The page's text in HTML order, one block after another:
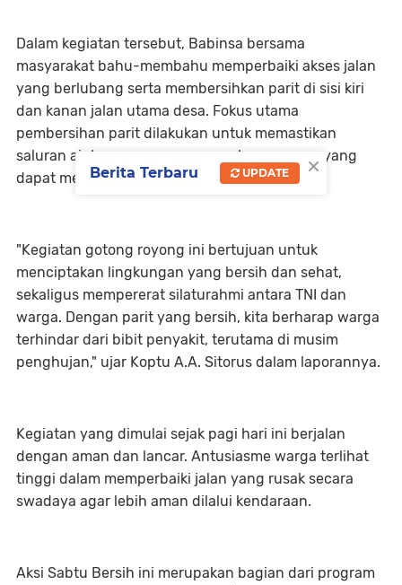
Dalam kegiatan tersebut, Babinsa bersama
masyarakat bahu-membahu memperbaiki akses jalan
yang berlubang serta membersihkan parit di sisi kiri
dan kanan jalan utama desa. Fokus utama
pembersihan parit dilakukan untuk memastikan
saluran air lancar guna mencegah genangan yang
dapat menjadi sarang penyakit.
"Kegiatan gotong royong ini bertujuan untuk
menciptakan lingkungan yang bersih dan sehat,
sekaligus mempererat silaturahmi antara TNI dan
warga. Dengan parit yang bersih, kita berharap warga
terhindar dari bibit penyakit, terutama di musim
penghujan," ujar Koptu A.A. Sitorus dalam laporannya.
Kegiatan yang dimulai sejak pagi hari ini berjalan
dengan aman dan lancar. Antusiasme warga terlihat
tinggi dalam memperbaiki jalan yang rusak secara
swadaya agar lebih aman dilalui kendaraan.
Aksi Sabtu Bersih ini merupakan bagian dari program
×
Berita Terbaru UPDATE